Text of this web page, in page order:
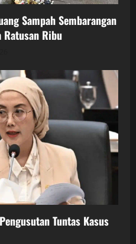
Sampah Sembarangan
Ratusan Ribu
Tuntas Kasus